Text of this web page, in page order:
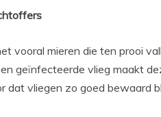
vooral mieren die ten prooi
geïnfecteerde vlieg maakt
dat vliegen zo goed bewaard